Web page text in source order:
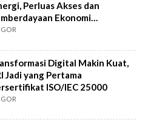
Perluas Akses dan
Ekonomi
Digital Makin Kuat,
Jadi yang Pertama
ISO/IEC 25000